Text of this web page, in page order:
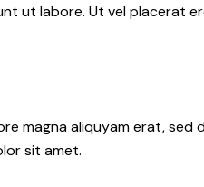
ut labore. Ut vel placerat
magna aliquyam erat, sed
sit amet.